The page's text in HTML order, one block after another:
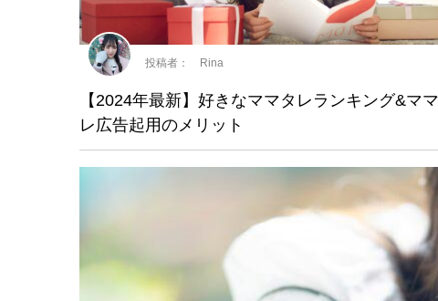
【2024年最新】好きなママタレランキング&マ
レ広告起用のメリット
投稿者： Rina